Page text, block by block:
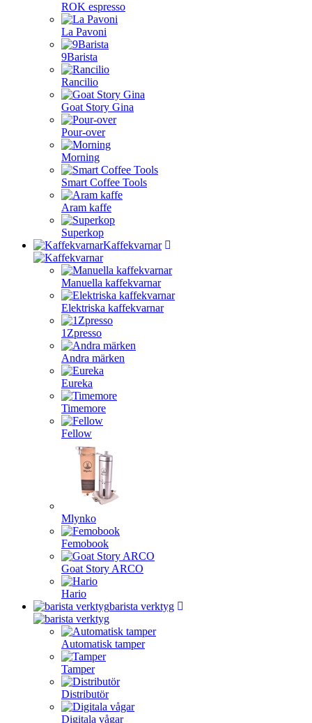
ROK espresso
La Pavoni
9Barista
Rancilio
Goat Story Gina
Pour-over
Morning
Smart Coffee Tools
Aram kaffe
Superkop
Kaffekvarnar
Manuella kaffekvarnar
Elektriska kaffekvarnar
1Zpresso
Andra märken
Eureka
Timemore
Fellow
Mlynko
Femobook
Goat Story ARCO
Hario
barista verktyg
Automatisk tamper
Tamper
Distributör
Digitala vågar